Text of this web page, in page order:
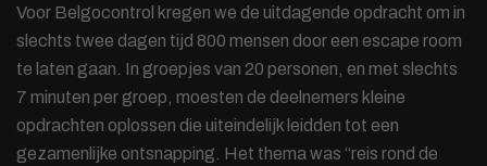
Voor Belgocontrol kregen we de uitdagende opdracht om in
slechts twee dagen tijd 800 mensen door een escape room
te laten gaan. In groepjes van 20 personen, en met slechts
7 minuten per groep, moesten de deelnemers kleine
opdrachten oplossen die uiteindelijk leidden tot een
gezamenlijke ontsnapping. Het thema was “reis rond de